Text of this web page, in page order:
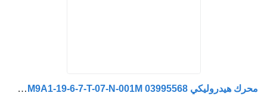
محرك هيدروليكي Haldex WM9A1-19-6-7-T-07-N-001M 03995568